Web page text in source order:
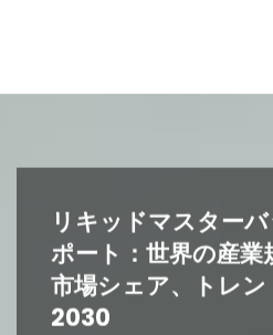
リキッドマスター
ポート：世界の産業
市場シェア、トレ
2030